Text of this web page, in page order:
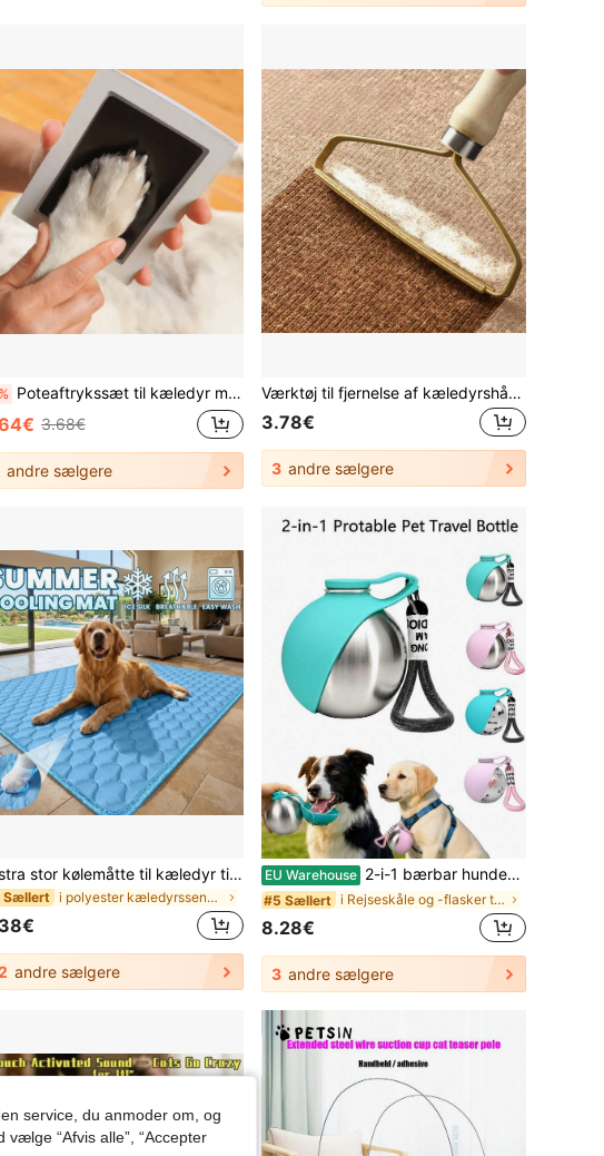
Poteaftrykssæt til kæledyr med 1 stempelpude og 2 trykkort, Halloween-, Thanksgiving- og julegaver, meningsfuld optegnelse over kæledyrs vækst, livslange minder
3.68€
andre sælgere
Værktøj til fjernelse af kæledyrshår, rengøringsbørste til dyrepels og fnug med metalblade, manuel sweaterkam renser effektivt tæpper, tøj og boligindretning
3.78€
3 andre sælgere
Ekstra stor kølemåtte til kæledyr til sommer, bidresistent og slidstærk hundepude, egnet til alle årstider, let køleplade til kæledyr, fås i 5 størrelser til små, mellemstore og store kæledyr, til kæledyrsejere, vaskbar
Sællert i polyester kæledyrsseng og -burmåtte
andre sælgere
EU Warehouse 2-i-1 bærbar hundevandflaske med foldbar skål, 10 oz rejsevandflaske til hund, ny bærbar kæledyrsvandflaske 2026, lækagesikker vandskål til kæledyr i rustfrit stål eller PETG, velegnet til udendørs gåture, vandring og camping
#5 Sællert i Rejseskåle og -flasker til katte/hunde
8.28€
3 andre sælgere
service, du anmoder om, og
“Afvis alle”, “Accepter